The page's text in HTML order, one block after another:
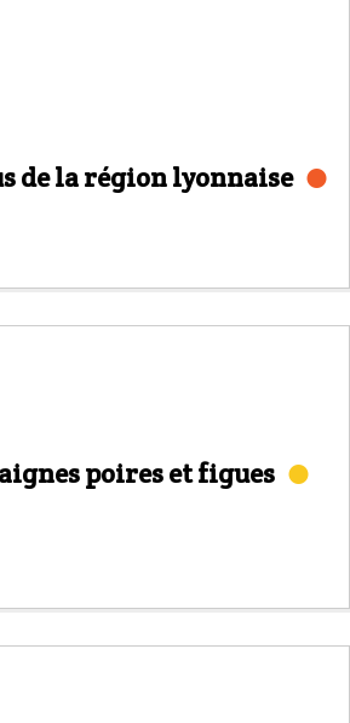
de la région lyonnaise
poires et figues